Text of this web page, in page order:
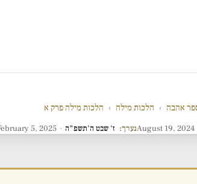
אהבה › הלכות מילה › הלכות מילה פרק א
August 19, 2024נערך: ז' שבט ה'תשפ"ה ·
5, 2025